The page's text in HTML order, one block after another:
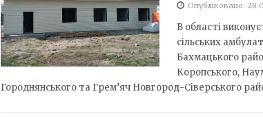
Опубліковано:
В області
сільських
Бахмацького
Коропського,
Городнянського та Грем’яч Новгород-Сіверського